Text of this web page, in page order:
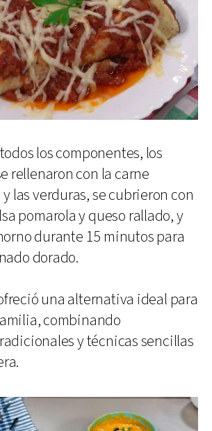
los componentes, los
rellenaron con la carne
las verduras, se cubrieron con
pomarola y queso rallado, y
durante 15 minutos para
dorado.
una alternativa ideal para
combinando
y técnicas sencillas